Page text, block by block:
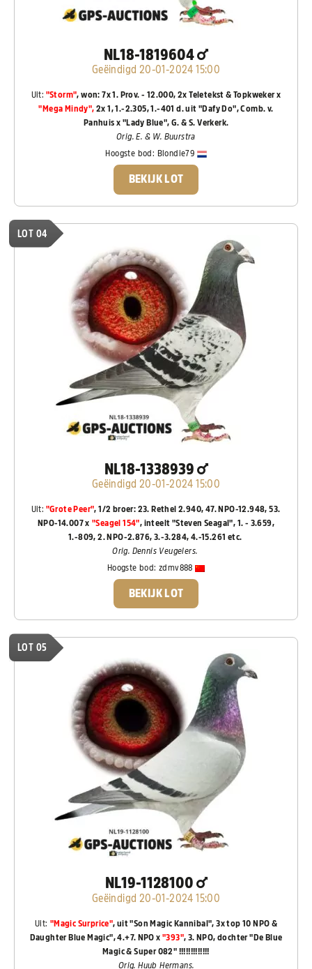
NL18-1819604
Geëindigd 20-01-2024 15:00
Uit: "Storm", won: 7x 1. Prov. - 12.000, 2x Teletekst & Topkweker x
"Mega Mindy", 2x 1, 1.-2.305, 1.-401 d. uit "Dafy Do", Comb. v.
Panhuis x "Lady Blue", G. & S. Verkerk.
Orig. E. & W. Buurstra
Hoogste bod: Blondie79
BEKIJK LOT
LOT 04
NL18-1338939
Geëindigd 20-01-2024 15:00
Uit: "Grote Peer", 1/2 broer: 23. Rethel 2.940, 47. NPO-12.948, 53.
NPO-14.007 x"Seagel 154", inteelt "Steven Seagal", 1. - 3.659,
1.-809, 2. NPO-2.876, 3.-3.284, 4.-15.261 etc.
Orig. Dennis Veugelers.
Hoogste bod: zdmv888
BEKIJK LOT
LOT 05
NL19-1128100
Geëindigd 20-01-2024 15:00
Uit: "Magic Surprice", uit "Son Magic Kannibal", 3x top 10 NPO &
Daughter Blue Magic", 4.+7. NPO x"393", 3. NPO, dochter "De Blue
Magic & Super 082" !!!!!!!!!!!!!
Orig. Huub Hermans.